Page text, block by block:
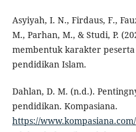
Asyiyah, I. N., Firdaus, F.,
M., Parhan, M., & Studi, P.
membentuk karakter
pendidikan Islam.
Dahlan, D. M. (n.d.).
pendidikan. Kompasiana.
https://